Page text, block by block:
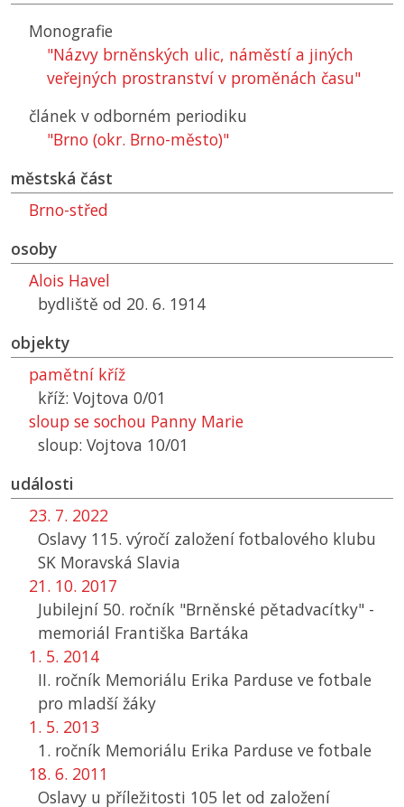
Monografie
"Názvy brněnských ulic, náměstí a jiných
veřejných prostranství v proměnách času"
článek v odborném periodiku
"Brno (okr. Brno-město)"
městská část
Brno-střed
osoby
Alois Havel
bydliště od 20. 6. 1914
objekty
pamětní kříž
kříž: Vojtova 0/01
sloup se sochou Panny Marie
sloup: Vojtova 10/01
události
23. 7. 2022
Oslavy 115. výročí založení fotbalového klubu
SK Moravská Slavia
21. 10. 2017
Jubilejní 50. ročník "Brněnské pětadvacítky" -
memoriál Františka Bartáka
1. 5. 2014
II. ročník Memoriálu Erika Parduse ve fotbale
pro mladší žáky
1. 5. 2013
1. ročník Memoriálu Erika Parduse ve fotbale
18. 6. 2011
Oslavy u příležitosti 105 let od založení